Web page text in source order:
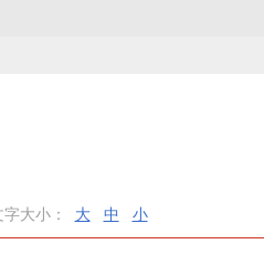
字大小： 大 中 小